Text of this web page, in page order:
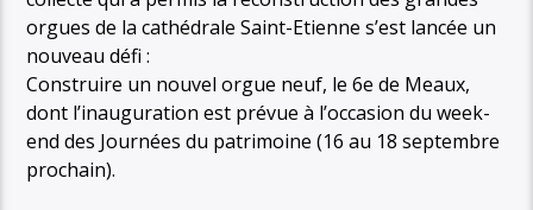
orgues de la cathédrale Saint-Etienne s’est lancée un
nouveau défi :
Construire un nouvel orgue neuf, le 6e de Meaux,
dont l’inauguration est prévue à l’occasion du week-
end des Journées du patrimoine (16 au 18 septembre
prochain).